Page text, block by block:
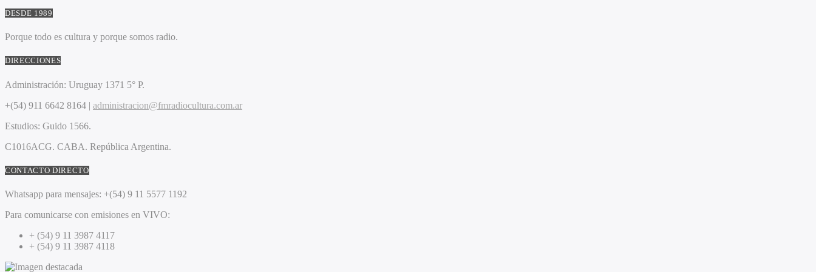
DESDE 1989
Porque todo es cultura y porque somos radio.
DIRECCIONES
Administración: Uruguay 1371 5° P.
+(54) 911 6642 8164 | administracion@fmradiocultura.com.ar
Estudios: Guido 1566.
C1016ACG. CABA. República Argentina.
CONTACTO DIRECTO
Whatsapp para mensajes: +(54) 9 11 5577 1192
Para comunicarse con emisiones en VIVO:
+ (54) 9 11 3987 4117
+ (54) 9 11 3987 4118